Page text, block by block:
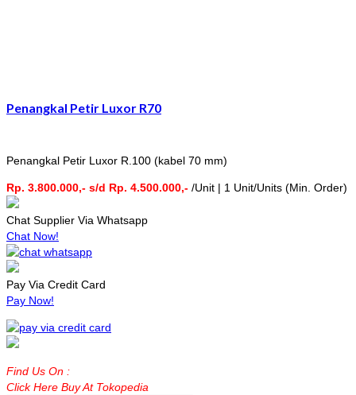
Penangkal Petir Luxor R70
Penangkal Petir Luxor R.100 (kabel 70 mm)
Rp. 3.800.000,- s/d Rp. 4.500.000,- /Unit | 1 Unit/Units (Min. Order)
Chat Supplier Via Whatsapp
Chat Now!
Pay Via Credit Card
Pay Now!
Find Us On :
Click Here Buy At Tokopedia